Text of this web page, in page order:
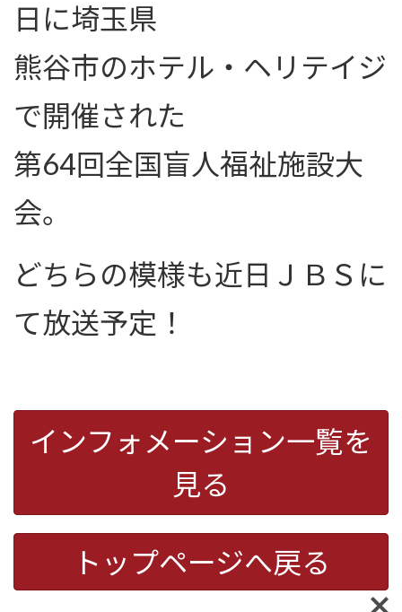
日に埼玉県
熊谷市のホテル・ヘリテイジ
で開催された
第64回全国盲人福祉施設大
会。
どちらの模様も近日ＪＢＳに
て放送予定！
インフォメーション一覧を
見る
トップページへ戻る